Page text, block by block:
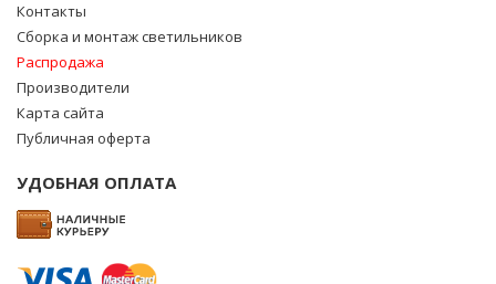
Контакты
Сборка и монтаж светильников
Распродажа
Производители
Карта сайта
Публичная оферта
УДОБНАЯ ОПЛАТА